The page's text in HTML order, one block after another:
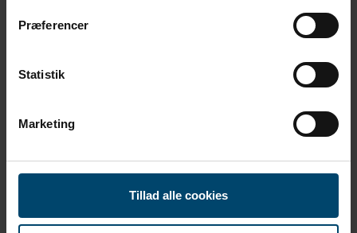
Præferencer
Statistik
Marketing
Tillad alle cookies